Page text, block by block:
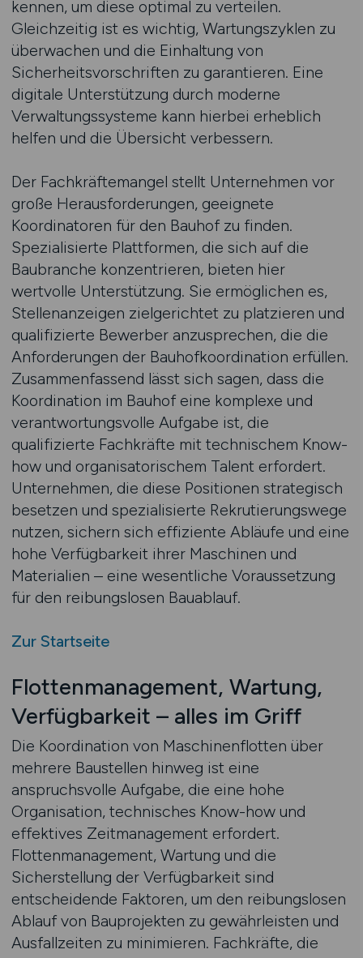
kennen, um diese optimal zu verteilen.
Gleichzeitig ist es wichtig, Wartungszyklen zu
überwachen und die Einhaltung von
Sicherheitsvorschriften zu garantieren. Eine
digitale Unterstützung durch moderne
Verwaltungssysteme kann hierbei erheblich
helfen und die Übersicht verbessern.
Der Fachkräftemangel stellt Unternehmen vor
große Herausforderungen, geeignete
Koordinatoren für den Bauhof zu finden.
Spezialisierte Plattformen, die sich auf die
Baubranche konzentrieren, bieten hier
wertvolle Unterstützung. Sie ermöglichen es,
Stellenanzeigen zielgerichtet zu platzieren und
qualifizierte Bewerber anzusprechen, die die
Anforderungen der Bauhofkoordination erfüllen.
Zusammenfassend lässt sich sagen, dass die
Koordination im Bauhof eine komplexe und
verantwortungsvolle Aufgabe ist, die
qualifizierte Fachkräfte mit technischem Know-
how und organisatorischem Talent erfordert.
Unternehmen, die diese Positionen strategisch
besetzen und spezialisierte Rekrutierungswege
nutzen, sichern sich effiziente Abläufe und eine
hohe Verfügbarkeit ihrer Maschinen und
Materialien – eine wesentliche Voraussetzung
für den reibungslosen Bauablauf.
Zur Startseite
Flottenmanagement, Wartung,
Verfügbarkeit – alles im Griff
Die Koordination von Maschinenflotten über
mehrere Baustellen hinweg ist eine
anspruchsvolle Aufgabe, die eine hohe
Organisation, technisches Know-how und
effektives Zeitmanagement erfordert.
Flottenmanagement, Wartung und die
Sicherstellung der Verfügbarkeit sind
entscheidende Faktoren, um den reibungslosen
Ablauf von Bauprojekten zu gewährleisten und
Ausfallzeiten zu minimieren. Fachkräfte, die